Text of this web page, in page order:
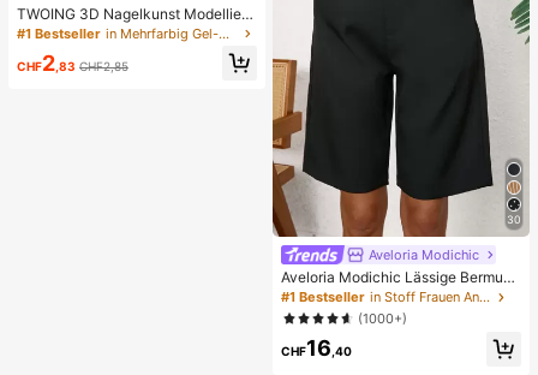
TWOING 3D Nagelkunst Modellierg
el - Form- & Modelliergel für DIY Na
geldesigns, perfekt zum Malen, 3D
Dekorationen & Halloween Nagelk
#1 Bestseller in Mehrfarbig Gel-Nagellack
CHF2 ,83 CHF2,85
30
Aveloria Modichic
Aveloria Modichic Lässige Bermuda
-Shorts mit schräger Tasche, unifar
ben
#1 Bestseller
in Stoff Frauen Anzüge
(1000+)
CHF16 ,40